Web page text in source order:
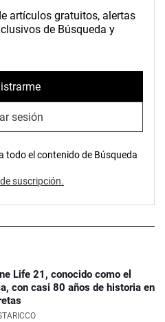
artículos gratuitos, alertas
de Búsqueda y
sesión
todo el contenido de Búsqueda
suscripción.
Life 21, conocido como el
con casi 80 años de historia en